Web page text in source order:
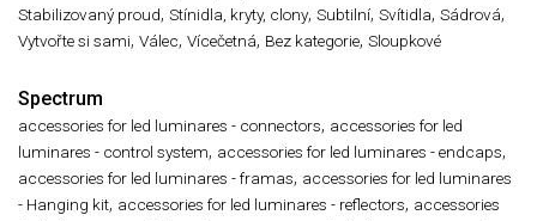
Stabilizovaný proud, Stínidla, kryty, clony, Subtilní, Svítidla, Sádrová,
Vytvořte si sami, Válec, Vícečetná, Bez kategorie, Sloupkové
Spectrum
accessories for led luminares - connectors, accessories for led
luminares - control system, accessories for led luminares - endcaps,
accessories for led luminares - framas, accessories for led luminares
- Hanging kit, accessories for led luminares - reflectors, accessories